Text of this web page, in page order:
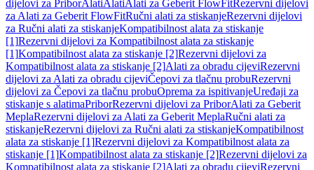
dijelovi za PriborAlatiAlatiAlati za Geberit FlowFitRezervni dijelovi
za Alati za Geberit FlowFitRučni alati za stiskanjeRezervni dijelovi
za Ručni alati za stiskanjeKompatibilnost alata za stiskanje
[1]Rezervni dijelovi za Kompatibilnost alata za stiskanje
[1]Kompatibilnost alata za stiskanje [2]Rezervni dijelovi za
Kompatibilnost alata za stiskanje [2]Alati za obradu cijeviRezervni
dijelovi za Alati za obradu cijeviČepovi za tlačnu probuRezervni
dijelovi za Čepovi za tlačnu probuOprema za ispitivanjeUređaji za
stiskanje s alatimaPriborRezervni dijelovi za PriborAlati za Geberit
MeplaRezervni dijelovi za Alati za Geberit MeplaRučni alati za
stiskanjeRezervni dijelovi za Ručni alati za stiskanjeKompatibilnost
alata za stiskanje [1]Rezervni dijelovi za Kompatibilnost alata za
stiskanje [1]Kompatibilnost alata za stiskanje [2]Rezervni dijelovi za
Kompatibilnost alata za stiskanje [2]Alati za obradu cijeviRezervni